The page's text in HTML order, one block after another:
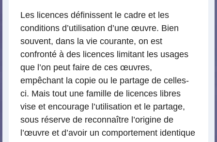
Les licences définissent le cadre et les
conditions d’utilisation d’une œuvre. Bien
souvent, dans la vie courante, on est
confronté à des licences limitant les usages
que l’on peut faire de ces œuvres,
empêchant la copie ou le partage de celles-
ci. Mais tout une famille de licences libres
vise et encourage l’utilisation et le partage,
sous réserve de reconnaître l’origine de
l’œuvre et d’avoir un comportement identique